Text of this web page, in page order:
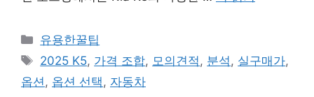
카
테
리
유용한꿀팁
태
그
2025 K5, 가격 조합, 모의견적, 분석, 실구매가,
옵션, 옵션 선택, 자동차